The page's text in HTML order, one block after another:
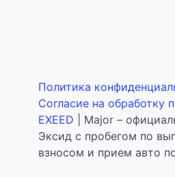
Политика
Согласие на обработку
EXEED | Major –
Эксид с пробегом по
взносом и прием авто